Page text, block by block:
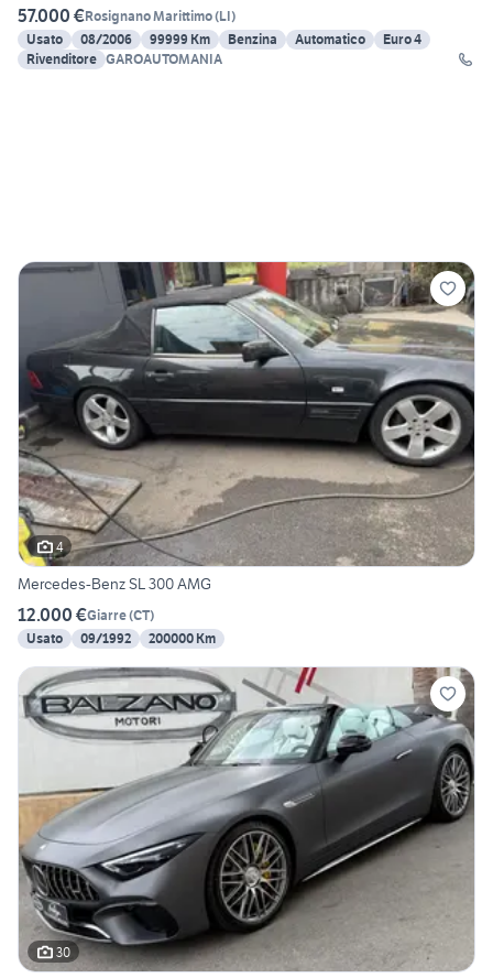
57.000 €Rosignano Marittimo(LI)
Usato
08/2006 99999 Km Benzina Automatico
Euro 4
Rivenditore GAROAUTOMANIA
4
Mercedes-Benz SL 300 AMG
12.000 €Giarre(CT)
Usato
09/1992 200000 Km
30